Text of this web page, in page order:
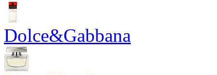
Dolce&Gabbana